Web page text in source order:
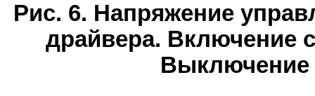
Рис. 6. Напряжение
драйвера. Включение
Выключение